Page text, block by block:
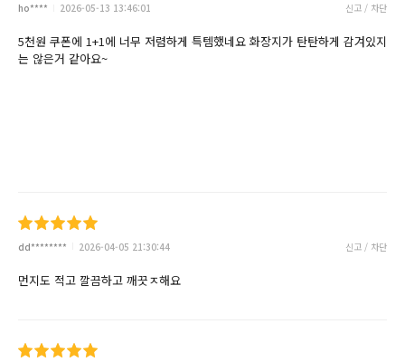
ho**** 2026-05-13 13:46:01 신고 / 차단
5천원 쿠폰에 1+1에 너무 저렴하게 특템했네요 화장지가 탄탄하게 감겨있지
는 않은거 같아요~
dd******** 2026-04-05 21:30:44 신고 / 차단
먼지도 적고 깔끔하고 깨끗ㅈ해요